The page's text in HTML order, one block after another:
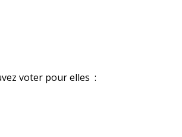
voter pour elles :